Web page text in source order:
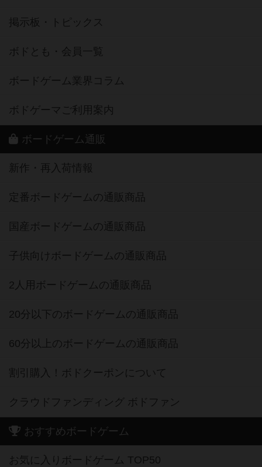
掲示板・トピックス
ボドとも・会員一覧
ボードゲーム業界コラム
ボドゲーマご利用案内
ボードゲーム通販
新作・再入荷情報
定番ボードゲームの通販商品
国産ボードゲームの通販商品
子供向けボードゲームの通販商品
2人用ボードゲームの通販商品
20分以下のボードゲームの通販商品
60分以上のボードゲームの通販商品
割引購入！ボドクーポンについて
クラウドファンディング ボドファン
おすすめボードゲーム
お気に入りボードゲーム TOP50